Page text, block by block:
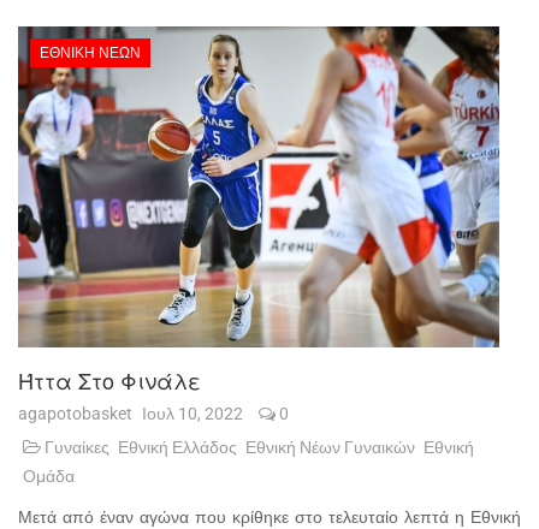
ΕΘΝΙΚΉ ΝΈΩΝ
Ήττα Στο Φινάλε
agapotobasket Ιουλ 10, 2022
0
Γυναίκες Εθνική Ελλάδος Εθνική Νέων Γυναικών Εθνική
Ομάδα
Μετά από έναν αγώνα που κρίθηκε στο τελευταίο λεπτά η Εθνική